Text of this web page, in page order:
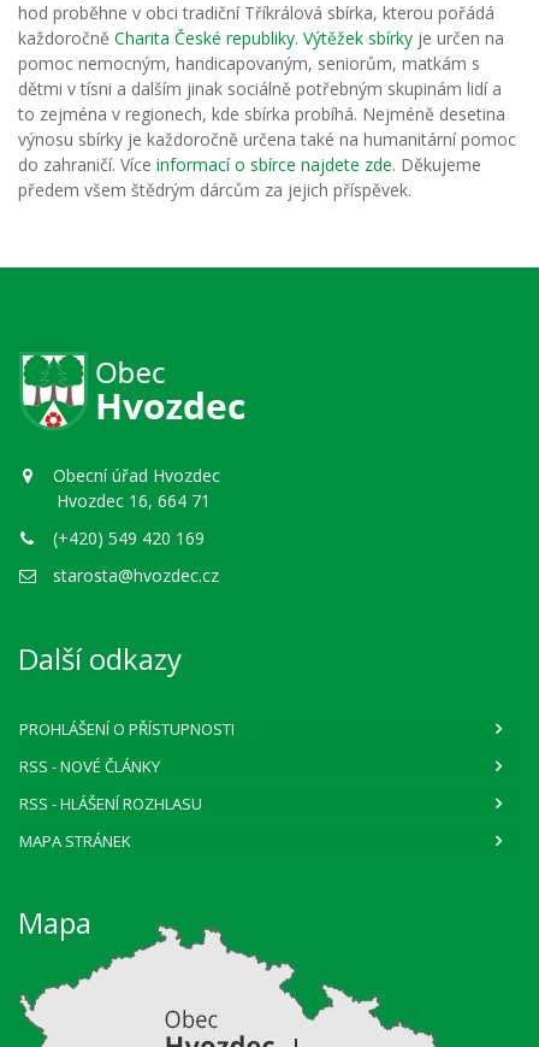
hod proběhne v obci tradiční Tříkrálová sbírka, kterou pořádá
každoročně Charita České republiky. Výtěžek sbírky je určen na
pomoc nemocným, handicapovaným, seniorům, matkám s
dětmi v tísni a dalším jinak sociálně potřebným skupinám lidí a
to zejména v regionech, kde sbírka probíhá. Nejméně desetina
výnosu sbírky je každoročně určena také na humanitární pomoc
do zahraničí. Více informací o sbírce najdete zde. Děkujeme
předem všem štědrým dárcům za jejich příspěvek.
Obecní úřad Hvozdec
Hvozdec 16, 664 71
(+420) 549 420 169
starosta@hvozdec.cz
Další odkazy
PROHLÁŠENÍ O PŘÍSTUPNOSTI
RSS - NOVÉ ČLÁNKY
RSS - HLÁŠENÍ ROZHLASU
MAPA STRÁNEK
Mapa